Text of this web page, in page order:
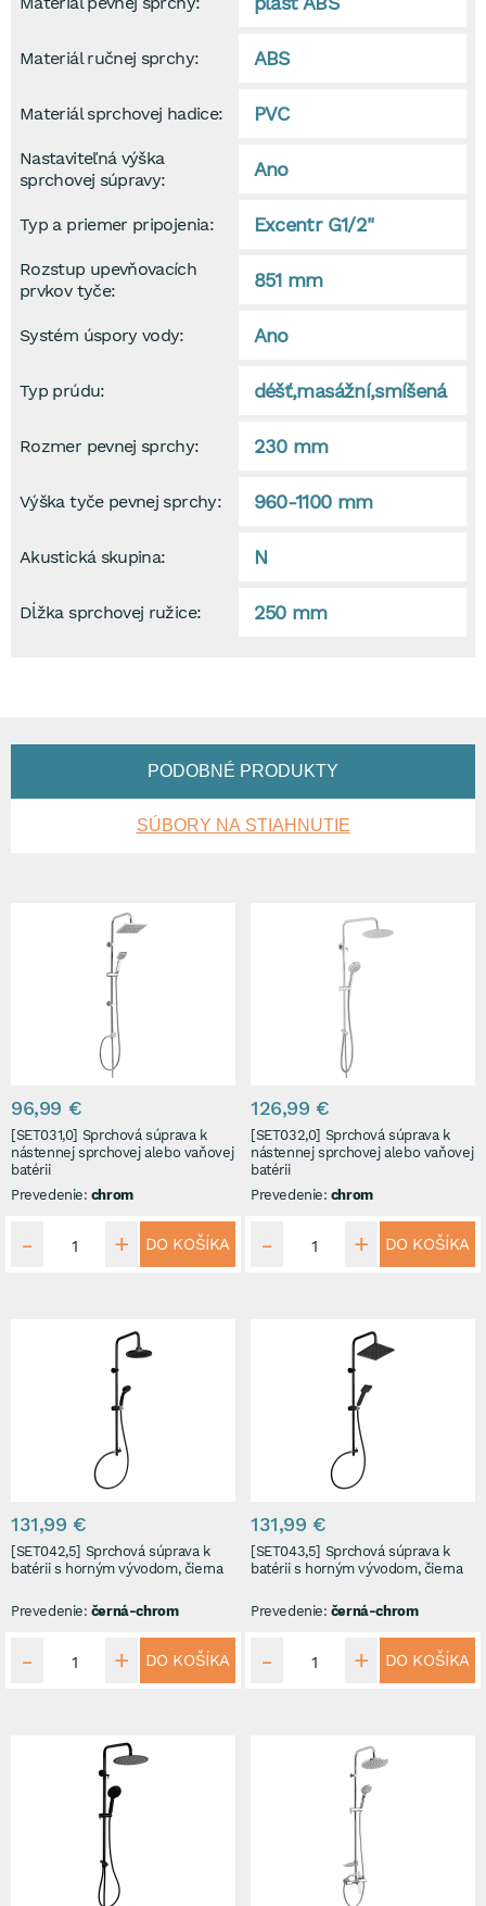
Materiál ručnej sprchy: ABS
Materiál sprchovej hadice: PVC
Nastaviteľná výška
sprchovej súpravy:
Ano
Typ a priemer pripojenia: Excentr G1/2"
Rozstup upevňovacích
prvkov tyče:
851 mm
Systém úspory vody: Ano
Typ prúdu: déšť,masážní,smíšená
Rozmer pevnej sprchy: 230 mm
Výška tyče pevnej sprchy: 960-1100 mm
Akustická skupina: N
Dĺžka sprchovej ružice: 250 mm
PODOBNÉ PRODUKTY
SÚBORY NA STIAHNUTIE
96,99 €
[SET031,0] Sprchová súprava k
nástennej sprchovej alebo vaňovej
batérii
Prevedenie: chrom
DO KOŠÍKA
126,99 €
[SET032,0] Sprchová súprava k
nástennej sprchovej alebo vaňovej
batérii
Prevedenie: chrom
DO KOŠÍKA
131,99 €
[SET042,5] Sprchová súprava k
batérii s horným vývodom, čierna
Prevedenie: černá-chrom
DO KOŠÍKA
131,99 €
[SET043,5] Sprchová súprava k
batérii s horným vývodom, čierna
Prevedenie: černá-chrom
DO KOŠÍKA